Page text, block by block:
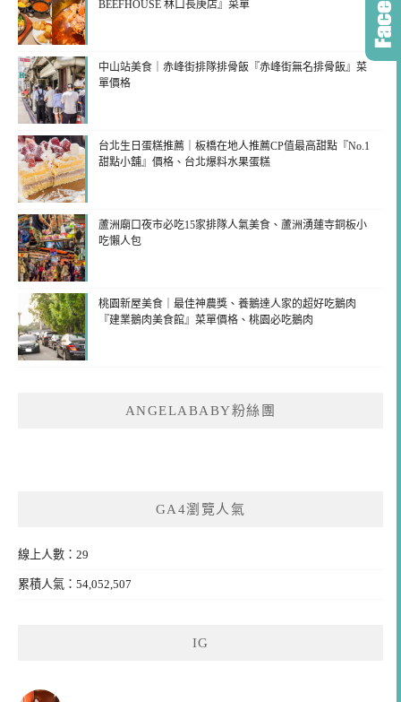
BEEFHOUSE 林口長庚店』菜單
中山站美食｜赤峰街排隊排骨飯『赤峰街無名排骨飯』菜
單價格
台北生日蛋糕推薦｜板橋在地人推薦CP值最高甜點『No.1
甜點小舖』價格、台北爆料水果蛋糕
蘆洲廟口夜市必吃15家排隊人氣美食、蘆洲湧蓮寺銅板小
吃懶人包
桃園新屋美食｜最佳神農獎、養鵝達人家的超好吃鵝肉
『建業鵝肉美食館』菜單價格、桃園必吃鵝肉
ANGELABABY粉絲團
GA4瀏覽人氣
線上人數：29
累積人氣：54,052,507
IG